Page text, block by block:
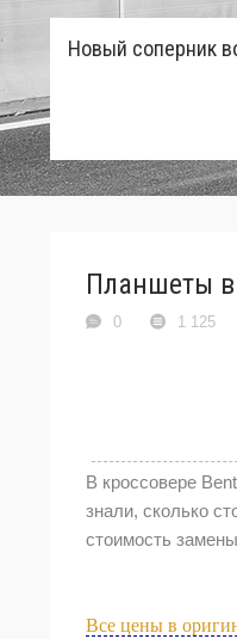
Планшеты в
0 1 125
В кроссовере
знали, сколько
стоимость
Все цены в